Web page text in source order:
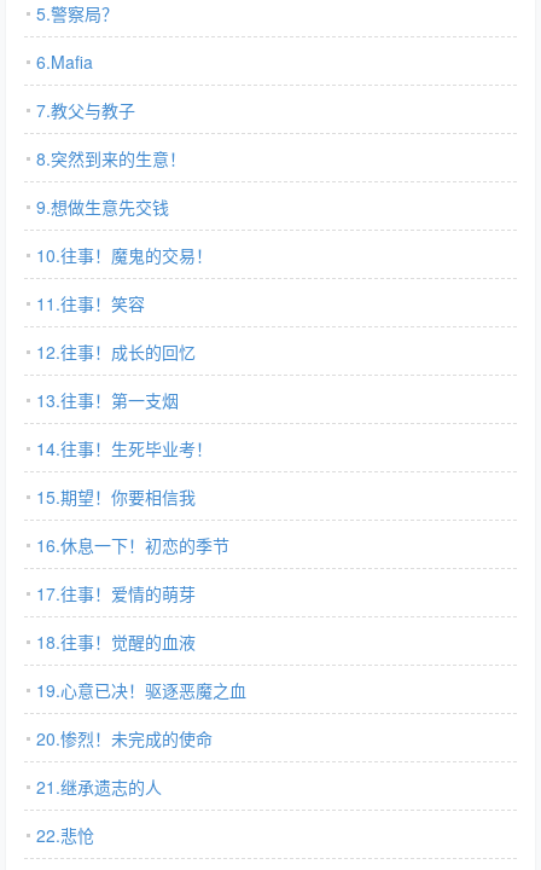
5.警察局？
6.Mafia
7.教父与教子
8.突然到来的生意！
9.想做生意先交钱
10.往事！魔鬼的交易！
11.往事！笑容
12.往事！成长的回忆
13.往事！第一支烟
14.往事！生死毕业考！
15.期望！你要相信我
16.休息一下！初恋的季节
17.往事！爱情的萌芽
18.往事！觉醒的血液
19.心意已决！驱逐恶魔之血
20.惨烈！未完成的使命
21.继承遗志的人
22.悲怆